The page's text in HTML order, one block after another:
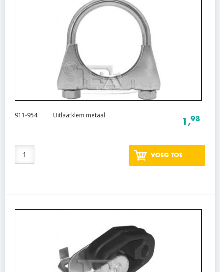
911-954 Uitlaatklem metaal
1,98
VOEG TOE